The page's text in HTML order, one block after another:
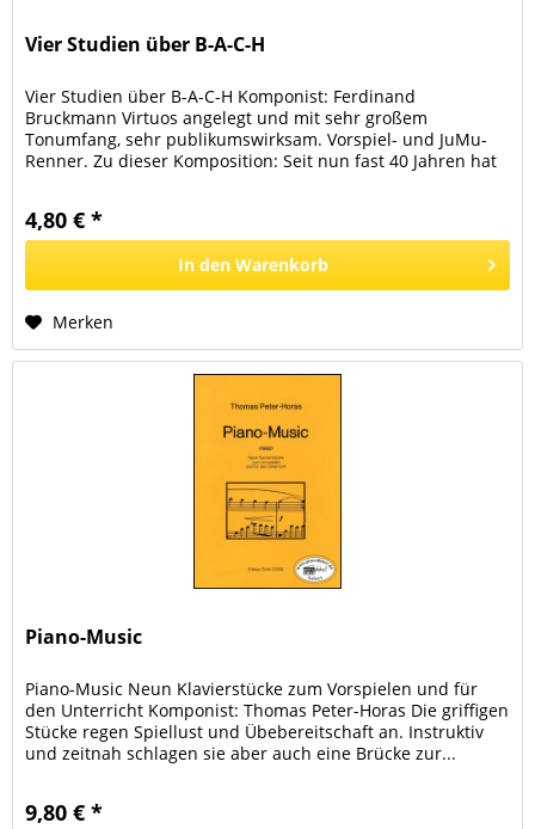
Vier Studien über B-A-C-H
Vier Studien über B-A-C-H Komponist: Ferdinand
Bruckmann Virtuos angelegt und mit sehr großem
Tonumfang, sehr publikumswirksam. Vorspiel- und JuMu-
Renner. Zu dieser Komposition: Seit nun fast 40 Jahren hat
4,80 € *
In den Warenkorb
Merken
Piano-Music
Piano-Music Neun Klavierstücke zum Vorspielen und für
den Unterricht Komponist: Thomas Peter-Horas Die griffigen
Stücke regen Spiellust und Übebereitschaft an. Instruktiv
und zeitnah schlagen sie aber auch eine Brücke zur...
9,80 € *